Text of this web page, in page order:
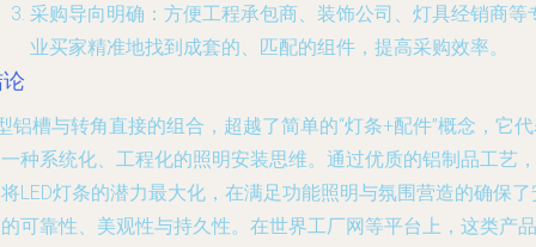
采购导向明确 ：方便工程承包商、装饰公司、灯具经销商等
业买家精准地找到成套的、匹配的组件，提高采购效率。
铝槽与转角直接的组合，超越了简单的“灯条+配件”概念，它
种系统化、工程化的照明安装思维。通过优质的铝制品工艺，
LED灯条的潜力最大化，在满足功能照明与氛围营造的确保了
可靠性、美观性与持久性。在世界工厂网等平台上，这类产品